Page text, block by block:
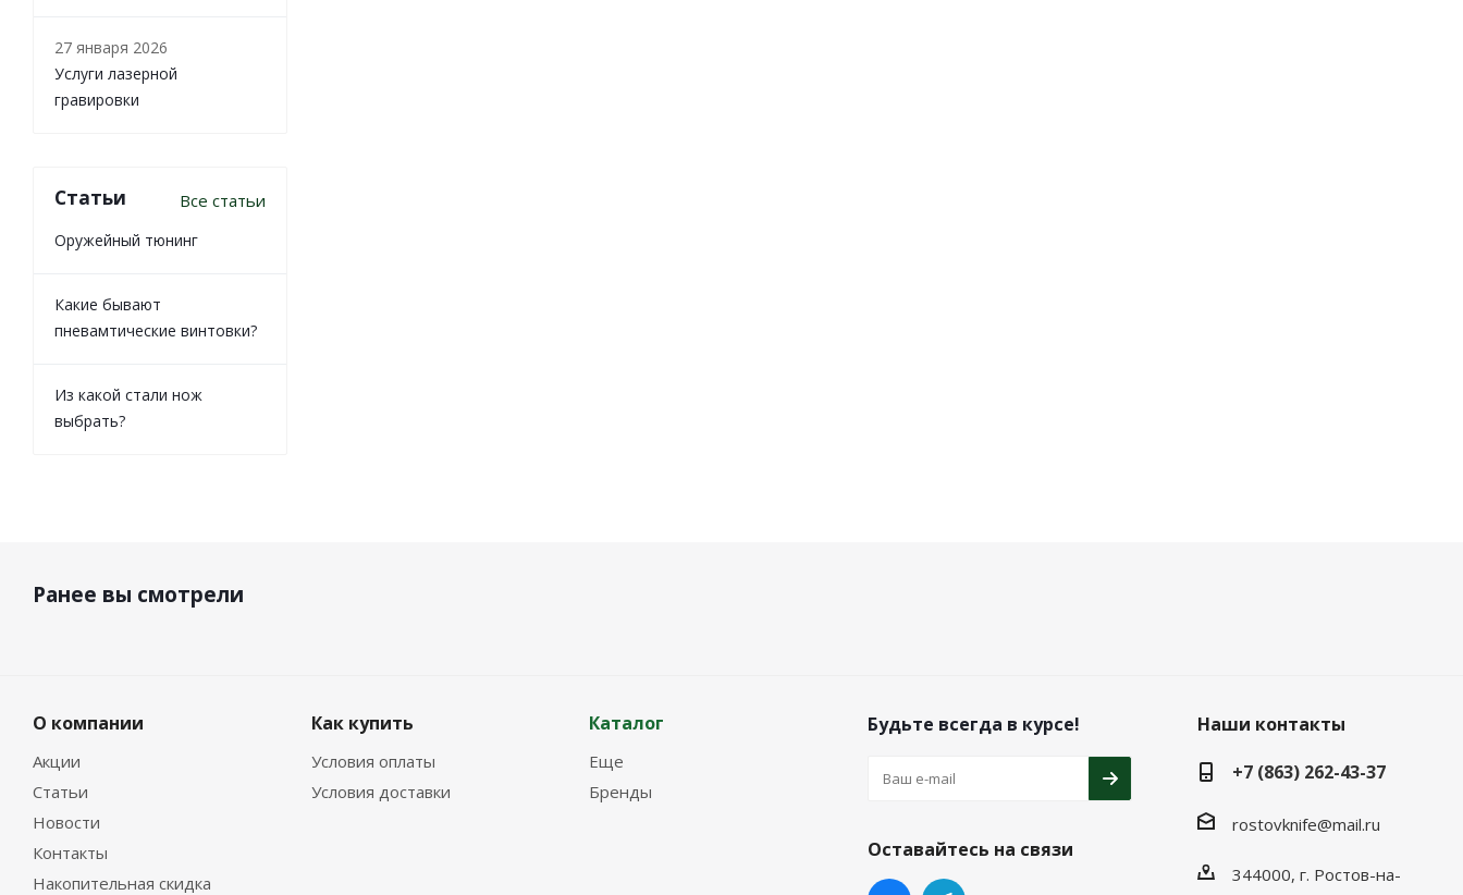
27 января 2026
Услуги лазерной
гравировки
Статьи Все статьи
Оружейный тюнинг
Какие бывают
пневамтические винтовки?
Из какой стали нож
выбрать?
Ранее вы смотрели
О компании
Акции
Статьи
Новости
Контакты
Накопительная скидка
Как купить
Условия оплаты
Условия доставки
Каталог
Еще
Бренды
Будьте всегда в курсе!
Оставайтесь на связи
Наши контакты
+7 (863) 262-43-37
rostovknife@mail.ru
344000, г. Ростов-на-